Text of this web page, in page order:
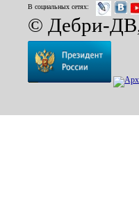
В социальных сетях:
© Дебри-